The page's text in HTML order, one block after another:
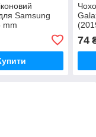
Samsung
mm
74